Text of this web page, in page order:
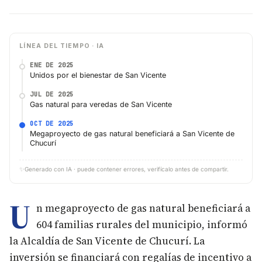
LÍNEA DEL TIEMPO · IA
ENE DE 2025
Unidos por el bienestar de San Vicente
JUL DE 2025
Gas natural para veredas de San Vicente
OCT DE 2025
Megaproyecto de gas natural beneficiará a San Vicente de
Chucurí
✨ Generado con IA · puede contener errores, verifícalo antes de compartir.
U n megaproyecto de gas natural beneficiará a
604 familias rurales del municipio, informó
la Alcaldía de San Vicente de Chucurí. La
inversión se financiará con regalías de incentivo a